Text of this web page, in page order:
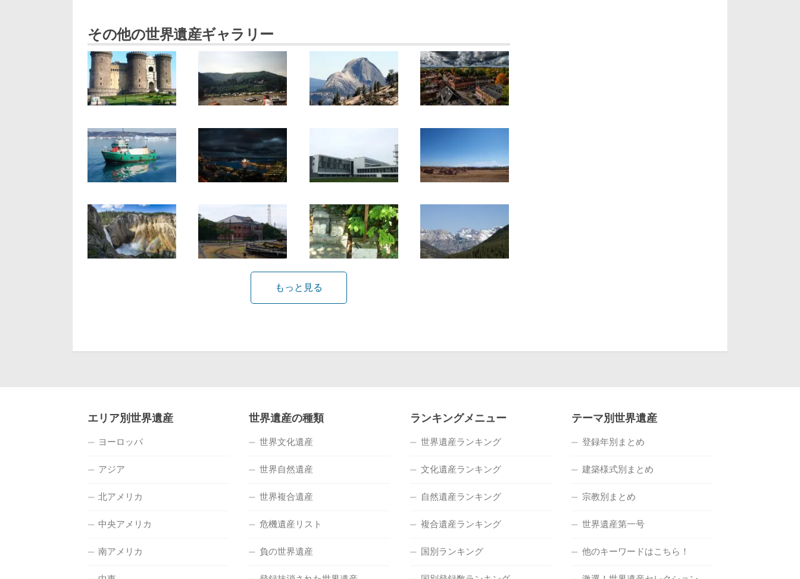
その他の世界遺産ギャラリー
もっと見る
エリア別世界遺産
ヨーロッパ
アジア
北アメリカ
中央アメリカ
南アメリカ
世界遺産の種類
世界文化遺産
世界自然遺産
世界複合遺産
危機遺産リスト
負の世界遺産
ランキングメニュー
世界遺産ランキング
文化遺産ランキング
自然遺産ランキング
複合遺産ランキング
国別ランキング
テーマ別世界遺産
登録年別まとめ
建築様式別まとめ
宗教別まとめ
世界遺産第一号
他のキーワードはこちら！